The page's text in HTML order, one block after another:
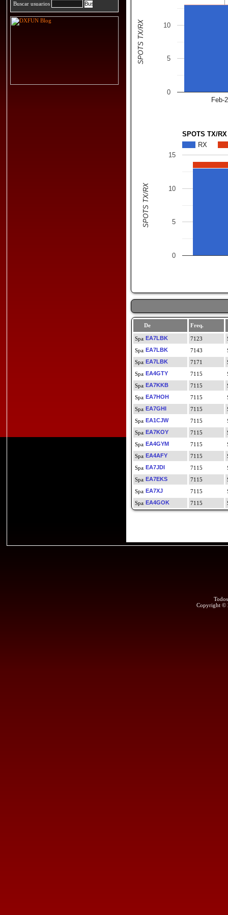
Buscar usuarios
Feb-
0
5
10
SPOTS TX/RX
SPOTS TX/
RX
0
5
10
15
SPOTS TX/RX
De Freq.
EA7LBK
7123
EA7LBK
7143
EA7LBK
7171
EA4GTY
7115
EA7KKB
7115
EA7HOH
7115
EA7GHI
7115
EA1CJW
7115
EA7KOY
7115
EA4GYM
7115
EA4AFY
7115
EA7JDI
7115
EA7EKS
7115
EA7XJ
7115
EA4GOK
7115
Copyright ©